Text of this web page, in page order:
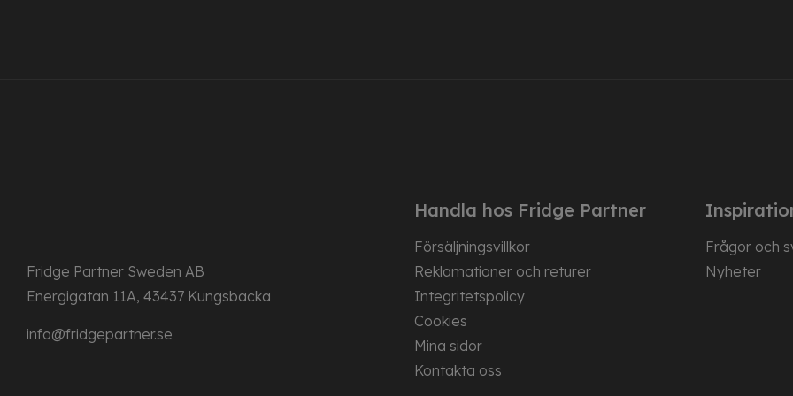
Fridge Partner Sweden AB
Energigatan 11A, 43437 Kungsbacka
info@fridgepartner.se
Handla hos Fridge Partner
Försäljningsvillkor
Reklamationer och returer
Integritetspolicy
Cookies
Mina sidor
Kontakta oss
Frågor och
Nyheter